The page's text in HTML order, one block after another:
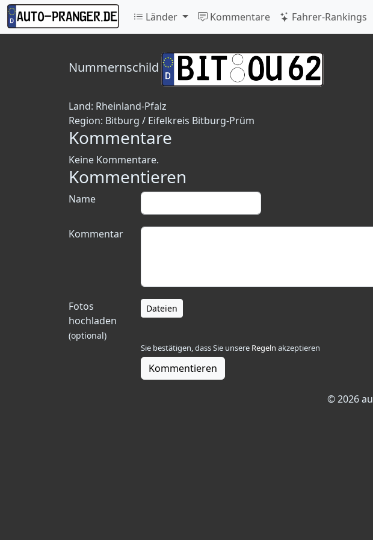
Länder Kommentare Fahrer-Rankings
Nummernschild
Land: Rheinland-Pfalz
Region: Bitburg / Eifelkreis Bitburg-Prüm
Kommentare
Keine Kommentare.
Kommentieren
Name
Kommentar
Fotos
hochladen
(optional)
Dateien
Sie bestätigen, dass Sie unsere Regeln akzeptieren
Kommentieren
© 2026